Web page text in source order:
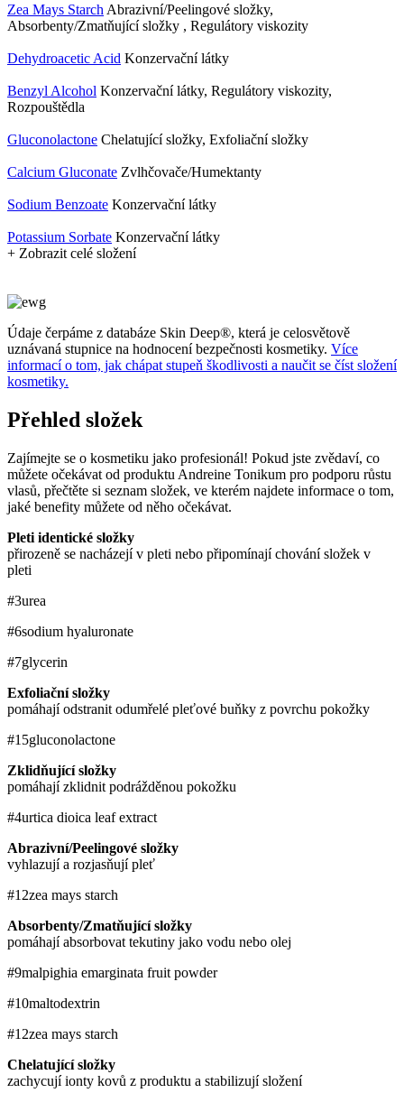
Zea Mays Starch Abrazivní/Peelingové složky,
Absorbenty/Zmatňující složky , Regulátory viskozity
Dehydroacetic Acid Konzervační látky
Benzyl Alcohol Konzervační látky, Regulátory viskozity,
Rozpouštědla
Gluconolactone Chelatující složky, Exfoliační složky
Calcium Gluconate Zvlhčovače/Humektanty
Sodium Benzoate Konzervační látky
Potassium Sorbate Konzervační látky
+ Zobrazit celé složení
Údaje čerpáme z databáze Skin Deep®, která je celosvětově
uznávaná stupnice na hodnocení bezpečnosti kosmetiky. Více
informací o tom, jak chápat stupeň škodlivosti a naučit se číst složení
kosmetiky.
Přehled složek
Zajímejte se o kosmetiku jako profesionál! Pokud jste zvědaví, co
můžete očekávat od produktu Andreine Tonikum pro podporu růstu
vlasů, přečtěte si seznam složek, ve kterém najdete informace o tom,
jaké benefity můžete od něho očekávat.
Pleti identické složky
přirozeně se nacházejí v pleti nebo připomínají chování složek v
pleti
#3urea
#6sodium hyaluronate
#7glycerin
Exfoliační složky
pomáhají odstranit odumřelé pleťové buňky z povrchu pokožky
#15gluconolactone
Zklidňující složky
pomáhají zklidnit podrážděnou pokožku
#4urtica dioica leaf extract
Abrazivní/Peelingové složky
vyhlazují a rozjasňují pleť
#12zea mays starch
Absorbenty/Zmatňující složky
pomáhají absorbovat tekutiny jako vodu nebo olej
#9malpighia emarginata fruit powder
#10maltodextrin
#12zea mays starch
Chelatující složky
zachycují ionty kovů z produktu a stabilizují složení